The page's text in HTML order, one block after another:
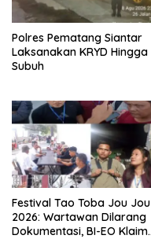
Polres Pematang Siantar
Laksanakan KRYD Hingga
Subuh
Festival Tao Toba Jou Jou
2026: Wartawan Dilarang
Dokumentasi, BI-EO Klaim